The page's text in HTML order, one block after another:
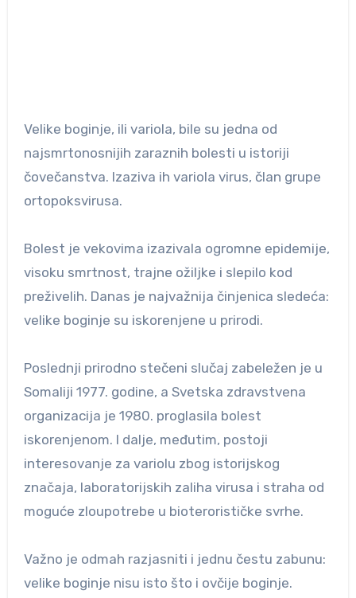
Velike boginje, ili variola, bile su jedna od
najsmrtonosnijih zaraznih bolesti u istoriji
čovečanstva. Izaziva ih variola virus, član grupe
ortopoksvirusa.
Bolest je vekovima izazivala ogromne epidemije,
visoku smrtnost, trajne ožiljke i slepilo kod
preživelih. Danas je najvažnija činjenica sledeća:
velike boginje su iskorenjene u prirodi.
Poslednji prirodno stečeni slučaj zabeležen je u
Somaliji 1977. godine, a Svetska zdravstvena
organizacija je 1980. proglasila bolest
iskorenjenom. I dalje, međutim, postoji
interesovanje za variolu zbog istorijskog
značaja, laboratorijskih zaliha virusa i straha od
moguće zloupotrebe u bioterorističke svrhe.
Važno je odmah razjasniti i jednu čestu zabunu:
velike boginje nisu isto što i ovčije boginje.